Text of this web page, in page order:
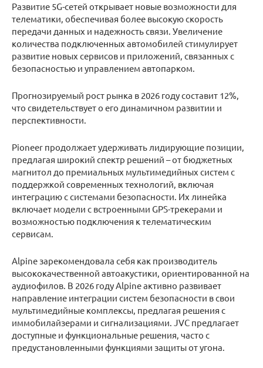
Развитие 5G-сетей открывает новые возможности для
телематики, обеспечивая более высокую скорость
передачи данных и надежность связи. Увеличение
количества подключенных автомобилей стимулирует
развитие новых сервисов и приложений, связанных с
безопасностью и управлением автопарком.
Прогнозируемый рост рынка в 2026 году составит 12%,
что свидетельствует о его динамичном развитии и
перспективности.
Pioneer продолжает удерживать лидирующие позиции,
предлагая широкий спектр решений – от бюджетных
магнитол до премиальных мультимедийных систем с
поддержкой современных технологий, включая
интеграцию с системами безопасности. Их линейка
включает модели с встроенными GPS-трекерами и
возможностью подключения к телематическим
сервисам.
Alpine зарекомендовала себя как производитель
высококачественной автоакустики, ориентированной на
аудиофилов. В 2026 году Alpine активно развивает
направление интеграции систем безопасности в свои
мультимедийные комплексы, предлагая решения с
иммобилайзерами и сигнализациями. JVC предлагает
доступные и функциональные решения, часто с
предустановленными функциями защиты от угона.